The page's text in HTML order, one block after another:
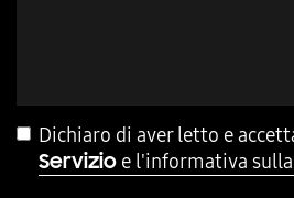
Dichiaro di aver letto e
Servizio e l'informativa sulla